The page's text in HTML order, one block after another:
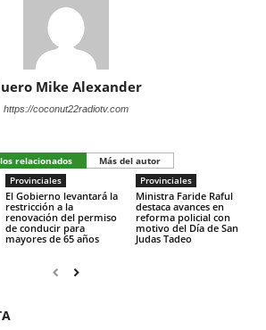
Mike Alexander
https://coconut22radiotv.com
relacionados
Más del autor
Provinciales
El Gobierno levantará la
restricción a la
renovación del permiso
de conducir para
mayores de 65 años
Provinciales
Ministra Faride Raful
destaca avances en
reforma policial con
motivo del Día de San
Judas Tadeo